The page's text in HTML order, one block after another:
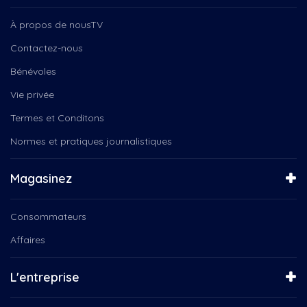
Jeunesse
Julio,trepanier,nous,tv
L'orée des champs
Mario Bélanger, Serge-Yvan...
Microbrasserie le lion bleu
NousTV Mauricie
Popote roulante
Prachute horizon
Programmation des Fêtes, La...
Programmation des Fêtes, Un...
Pyrowave
Québec
Cuisine de la terre
Ça se passe chez nous
DE RETOUR AU TRAVAIL
Des histoires de vie
Diffuseur TRAM présente
Débat Élections Fédérales...
Découvrez ce qu'est NousTV
Défilé de Noël de...
Enfin Noël!
Ensemble vocal Voix Libres
Entrepreneurs d'ici
Escapades d'Ici
Espace Public
Femmes Inspirantes
À propos de nousTV
Contactez-nous
Bénévoles
Vie privée
Termes et Conditons
Normes et pratiques journalistiques
Magasinez
Consommateurs
Affaires
L'entreprise